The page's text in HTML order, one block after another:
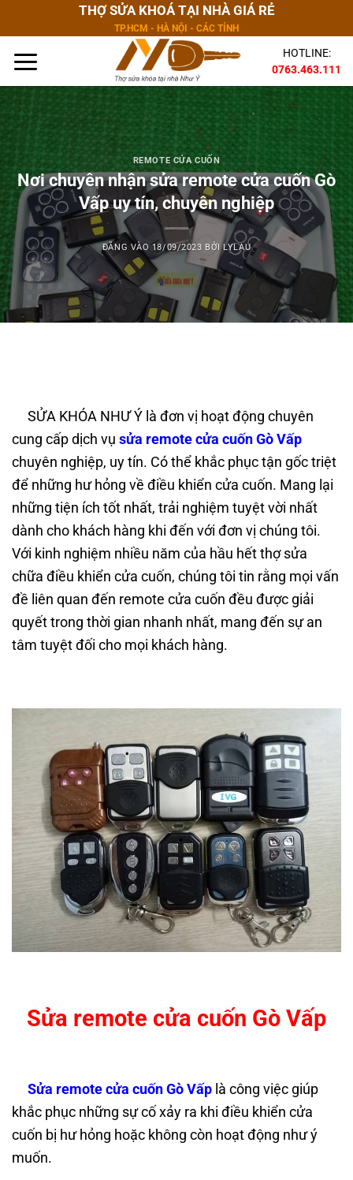
dung
THỢ SỬA KHOÁ TẠI NHÀ GIÁ RẺ
TP.HCM - HÀ NỘI - CÁC TỈNH
HOTLINE:
0763.463.111
REMOTE CỬA CUỐN
Nơi chuyên nhận sửa remote cửa cuốn Gò
Vấp uy tín, chuyên nghiệp
ĐĂNG VÀO 18/09/2023 BỞILYLAU
SỬA KHÓA NHƯ Ý là đơn vị hoạt động chuyên
cung cấp dịch vụ sửa remote cửa cuốn Gò Vấp
chuyên nghiệp, uy tín. Có thể khắc phục tận gốc triệt
để những hư hỏng về điều khiển cửa cuốn. Mang lại
những tiện ích tốt nhất, trải nghiệm tuyệt vời nhất
dành cho khách hàng khi đến với đơn vị chúng tôi.
Với kinh nghiệm nhiều năm của hầu hết thợ sửa
chữa điều khiển cửa cuốn, chúng tôi tin rằng mọi vấn
đề liên quan đến remote cửa cuốn đều được giải
quyết trong thời gian nhanh nhất, mang đến sự an
tâm tuyệt đối cho mọi khách hàng.
Sửa remote cửa cuốn Gò Vấp
Sửa remote cửa cuốn Gò Vấp là công việc giúp
khắc phục những sự cố xảy ra khi điều khiển cửa
cuốn bị hư hỏng hoặc không còn hoạt động như ý
muốn.